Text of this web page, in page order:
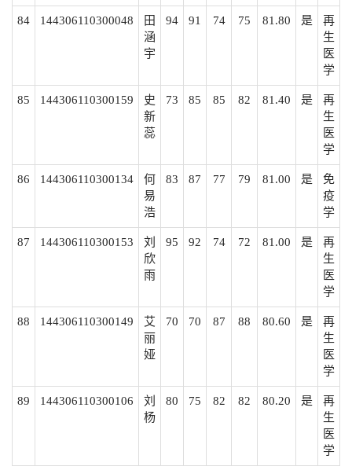
84 144306110300048
田
涵
宇
94 91 74 75 81.80 是
再
生
医
学
85 144306110300159
史
新
蕊
73 85 85 82 81.40 是
再
生
医
学
86 144306110300134
何
易
浩
83 87 77 79 81.00 是
免
疫
学
87 144306110300153
刘
欣
雨
95 92 74 72 81.00 是
再
生
医
学
88 144306110300149
艾
丽
娅
70 70 87 88 80.60 是
再
生
医
学
89 144306110300106
刘
杨
80 75 82 82 80.20 是
再
生
医
学